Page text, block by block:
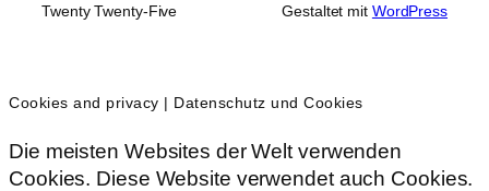
Twenty Twenty-Five Gestaltet mit WordPress
Cookies and privacy | Datenschutz und Cookies
Die meisten Websites der Welt verwenden
Cookies. Diese Website verwendet auch Cookies.